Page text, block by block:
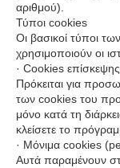
αριθμού).
Τύποι cookies
Οι βασικοί τύποι
χρησιμοποιούν οι
· Cookies
Πρόκειται για
των cookies του
μόνο κατά τη
κλείσετε το
· Μόνιμα cookies
Αυτά παραμένουν